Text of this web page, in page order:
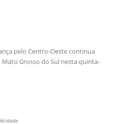
pelo Centro-Oeste continua
Grosso do Sul nesta quinta-